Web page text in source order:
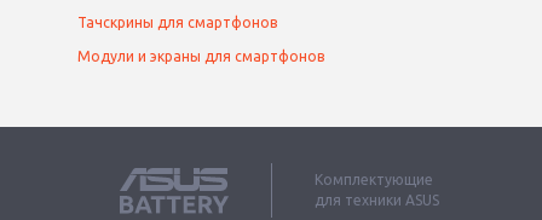
Тачскрины для смартфонов
Модули и экраны для смартфонов
Комплектующие
для техники ASUS